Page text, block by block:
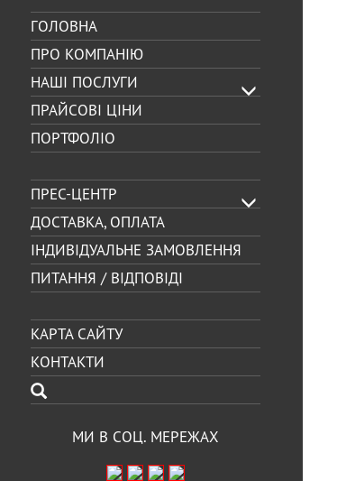
ГОЛОВНА
ПРО КОМПАНІЮ
НАШІ ПОСЛУГИ
ПРАЙСОВІ ЦІНИ
ПОРТФОЛІО
ПРЕС-ЦЕНТР
ДОСТАВКА, ОПЛАТА
ІНДИВІДУАЛЬНЕ ЗАМОВЛЕННЯ
ПИТАННЯ / ВІДПОВІДІ
КАРТА САЙТУ
КОНТАКТИ
МИ В СОЦ. МЕРЕЖАХ